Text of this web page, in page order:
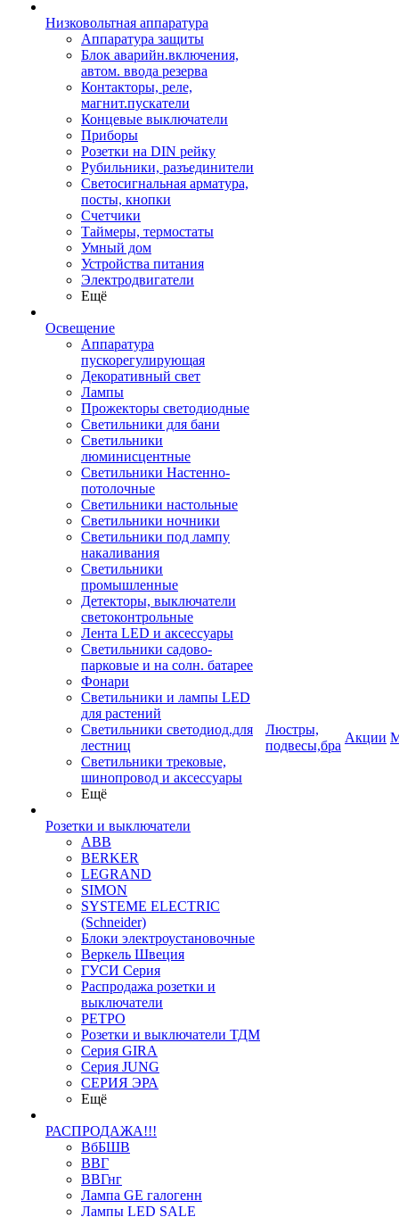
Низковольтная аппаратура
Аппаратура защиты
Блок аварийн.включения,
автом. ввода резерва
Контакторы, реле,
магнит.пускатели
Концевые выключатели
Приборы
Розетки на DIN рейку
Рубильники, разъединители
Светосигнальная арматура,
посты, кнопки
Счетчики
Таймеры, термостаты
Умный дом
Устройства питания
Электродвигатели
Ещё
Освещение
Аппаратура
пускорегулирующая
Декоративный свет
Лампы
Прожекторы светодиодные
Светильники для бани
Светильники
люминисцентные
Светильники Настенно-
потолочные
Светильники настольные
Светильники ночники
Светильники под лампу
накаливания
Светильники
промышленные
Детекторы, выключатели
светоконтрольные
Лента LED и аксессуары
Светильники садово-
парковые и на солн. батарее
Фонари
Светильники и лампы LED
для растений
Светильники светодиод.для
лестниц
Светильники трековые,
шинопровод и аксессуары
Ещё
Розетки и выключатели
ABB
BERKER
LEGRAND
SIMON
SYSTEME ELECTRIC
(Schneider)
Блоки электроустановочные
Веркель Швеция
ГУСИ Серия
Распродажа розетки и
выключатели
РЕТРО
Розетки и выключатели ТДМ
Серия GIRA
Серия JUNG
СЕРИЯ ЭРА
Ещё
РАСПРОДАЖА!!!
ВбБШВ
ВВГ
ВВГнг
Лампа GE галогенн
Лампы LED SALE
Люстры,
подвесы,бра
Акции